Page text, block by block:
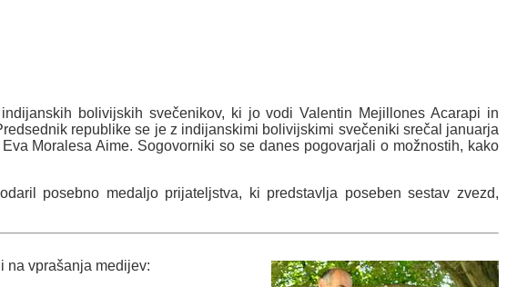
bolivijskih svečenikov, ki jo vodi Valentin Mejillones Acarapi in
republike se je z indijanskimi bolivijskimi svečeniki srečal januarja
Moralesa Aime. Sogovorniki so se danes pogovarjali o možnostih, kako
posebno medaljo prijateljstva, ki predstavlja poseben sestav zvezd,
na vprašanja medijev: